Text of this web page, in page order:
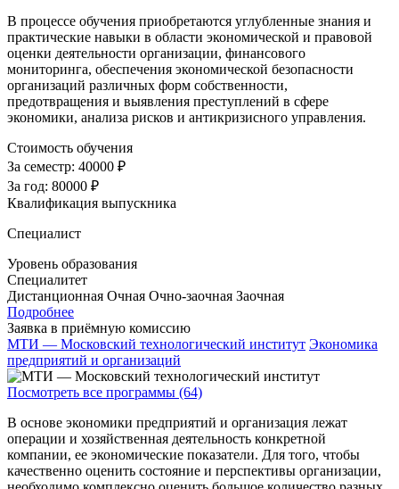
В процессе обучения приобретаются углубленные знания и
практические навыки в области экономической и правовой
оценки деятельности организации, финансового
мониторинга, обеспечения экономической безопасности
организаций различных форм собственности,
предотвращения и выявления преступлений в сфере
экономики, анализа рисков и антикризисного управления.
Стоимость обучения
За семестр: 40000 ₽
За год: 80000 ₽
Квалификация выпускника
Специалист
Уровень образования
Специалитет
Дистанционная Очная Очно-заочная Заочная
Подробнее
Заявка в приёмную комиссию
МТИ — Московский технологический институт Экономика
предприятий и организаций
Посмотреть все программы (64)
В основе экономики предприятий и организация лежат
операции и хозяйственная деятельность конкретной
компании, ее экономические показатели. Для того, чтобы
качественно оценить состояние и перспективы организации,